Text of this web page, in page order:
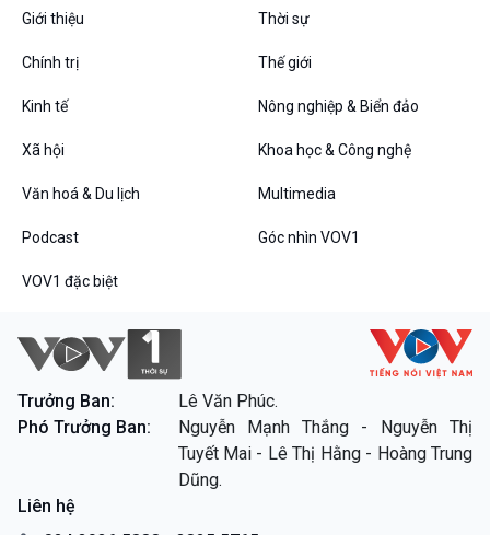
VOV1 đặc biệt
Chân dung cuộc sống
Giới thiệu Thời sự
Chính trị Thế giới
Kinh tế Nông nghiệp & Biển đảo
Xã hội Khoa học & Công nghệ
Văn hoá & Du lịch Multimedia
Podcast Góc nhìn VOV1
VOV1 đặc biệt
Trưởng Ban:
Lê Văn Phúc.
Phó Trưởng Ban:
Nguyễn Mạnh Thắng - Nguyễn Thị
Tuyết Mai - Lê Thị Hằng - Hoàng Trung
Dũng.
Liên hệ